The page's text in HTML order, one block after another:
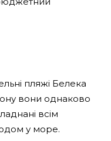
пляжі Белека
вони однаково
всім
у море.